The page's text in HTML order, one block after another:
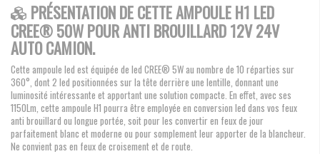
PRÉSENTATION DE CETTE AMPOULE H1 LED
CREE® 50W POUR ANTI BROUILLARD 12V 24V
AUTO CAMION.
Cette ampoule led est équipée de led CREE® 5W au nombre de 10 réparties sur
360°, dont 2 led positionnées sur la tête derrière une lentille, donnant une
luminosité intéressante et apportant une solution compacte. En effet, avec ses
1150Lm, cette ampoule H1 pourra être employée en conversion led dans vos feux
anti brouillard ou longue portée, soit pour les convertir en feux de jour
parfaitement blanc et moderne ou pour somplement leur apporter de la blancheur.
Ne convient pas en feux de croisement et de route.